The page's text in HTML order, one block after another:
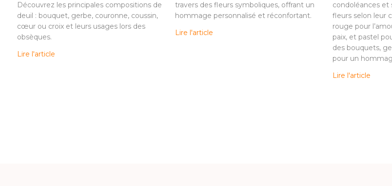
Découvrez les principales compositions de
deuil : bouquet, gerbe, couronne, coussin,
cœur ou croix et leurs usages lors des
obsèques.
Lire l'article
travers des fleurs symboliques, offrant un
hommage personnalisé et réconfortant.
Lire l'article
condoléances et
fleurs selon leur
rouge pour
paix, et pastel
des bouquets,
pour un
Lire l'article